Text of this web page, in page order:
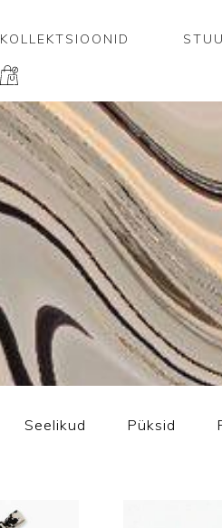
KOLLEKTSIOONID
Seelikud Püksid